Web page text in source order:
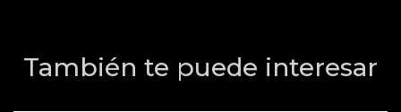
También te puede interesar